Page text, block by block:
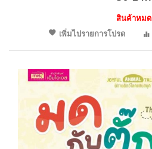
สินค้าหมด
เพิ่มไปรายการโปรด